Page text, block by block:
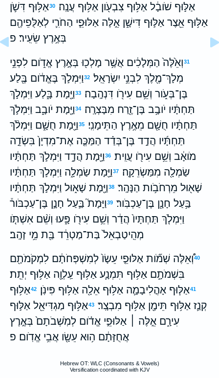
אַלּ֣וּף שֹׁובָ֔ל אַלּ֥וּף צִבְעֹ֖ון אַלּ֥וּף עֲנָֽה׃ 30אַלּ֥וּף דִּשֹׁ֛ן
אַלּ֥וּף אֵ֖צֶר אַלּ֣וּף דִּישָׁ֑ן אֵ֣לֶּה אַלּוּפֵ֧י הַחֹרִ֛י לְאַלֻּפֵיהֶ֖ם
בְּאֶ֥רֶץ שֵׂעִֽיר׃ פ
31וְאֵ֙לֶּה֙ הַמְּלָכִ֔ים אֲשֶׁ֥ר מָלְכ֖וּ בְּאֶ֣רֶץ אֱדֹ֑ום לִפְנֵ֥י
מְלָךְ־מֶ֖לֶךְ לִבְנֵ֥י יִשְׂרָאֵֽל׃ 32וַיִּמְלֹ֣ךְ בֶּאֱדֹ֔ום בֶּ֖לַע
בֶּן־בְּעֹ֑ור וְשֵׁ֥ם עִירֹ֖ו דִּנְהָֽבָה׃
33וַיָּ֖מָת בָּ֑לַע וַיִּמְלֹ֣ךְ
תַּחְתָּ֔יו יֹובָ֥ב בֶּן־זֶ֖רַח מִבָּצְרָֽה׃
34וַיָּ֖מָת יֹובָ֑ב וַיִּמְלֹ֣ךְ
תַּחְתָּ֔יו חֻשָׁ֖ם מֵאֶ֥רֶץ הַתֵּימָנִֽי׃
35וַיָּ֖מָת חֻשָׁ֑ם וַיִּמְלֹ֨ךְ
תַּחְתָּ֜יו הֲדַ֣ד בֶּן־בְּדַ֗ד הַמַּכֶּ֤ה אֶת־מִדְיָן֙ בִּשְׂדֵ֣ה
מֹואָ֔ב וְשֵׁ֥ם עִירֹ֖ו עֲוִֽית׃ 36וַיָּ֖מָת הֲדָ֑ד וַיִּמְלֹ֣ךְ תַּחְתָּ֔יו
שַׂמְלָ֖ה מִמַּשְׂרֵקָֽה׃
37וַיָּ֖מָת שַׂמְלָ֑ה וַיִּמְלֹ֣ךְ תַּחְתָּ֔יו
שָׁא֖וּל מֵרְחֹבֹ֥ות הַנָּהָֽר׃ 38וַיָּ֖מָת שָׁא֑וּל וַיִּמְלֹ֣ךְ תַּחְתָּ֔יו
בַּ֥עַל חָנָ֖ן בֶּן־עַכְבֹּֽור׃ 39וַיָּמָת֮ בַּ֣עַל חָנָ֣ן בֶּן־עַכְבֹּור֒
וַיִּמְלֹ֤ךְ תַּחְתָּיו֙ הֲדַ֔ר וְשֵׁ֥ם עִירֹ֖ו פָּ֑עוּ וְשֵׁ֨ם אִשְׁתֹּ֤ו
מְהֵֽיטַבְאֵל֙ בַּת־מַטְרֵ֔ד בַּ֖ת מֵ֥י זָהָֽב׃
40וְ֠אֵלֶּה שְׁמֹ֞ות אַלּוּפֵ֤י עֵשָׂו֙ לְמִשְׁפְּחֹתָ֔ם לִמְקֹמֹתָ֖ם
בִּשְׁמֹתָ֑ם אַלּ֥וּף תִּמְנָ֛ע אַלּ֥וּף עַֽלְוָ֖ה אַלּ֥וּף יְתֵֽת׃
41אַלּ֧וּף אָהֳלִיבָמָ֛ה אַלּ֥וּף אֵלָ֖ה אַלּ֥וּף פִּינֹֽן׃ 42אַלּ֥וּף
קְנַ֛ז אַלּ֥וּף תֵּימָ֖ן אַלּ֥וּף מִבְצָֽר׃ 43אַלּ֥וּף מַגְדִּיאֵ֖ל אַלּ֣וּף
עִירָ֑ם אֵ֣לֶּה ׀ אַלּוּפֵ֣י אֱדֹ֗ום לְמֹֽשְׁבֹתָם֙ בְּאֶ֣רֶץ
אֲחֻזָּתָ֔ם ה֥וּא עֵשָׂ֖ו אֲבִ֥י אֱדֹֽום׃ פ
Hebrew OT: WLC (Consonants & Vowels)
Versification coordinated with KJV